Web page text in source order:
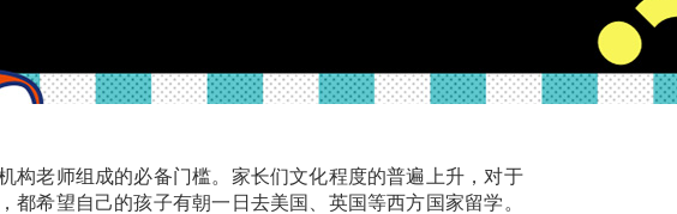
构老师组成的必备门槛。家长们文化程度的普遍上升，对于
都希望自己的孩子有朝一日去美国、英国等西方国家留学。